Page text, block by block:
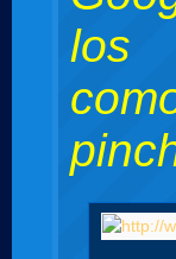
los